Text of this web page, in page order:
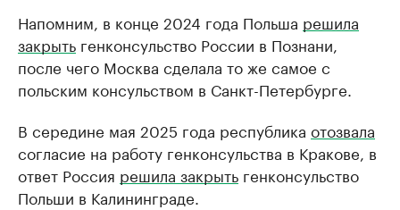
Напомним, в конце 2024 года Польша решила
закрыть генконсульство России в Познани,
после чего Москва сделала то же самое с
польским консульством в Санкт-Петербурге.
В середине мая 2025 года республика отозвала
согласие на работу генконсульства в Кракове, в
ответ Россия решила закрыть генконсульство
Польши в Калининграде.